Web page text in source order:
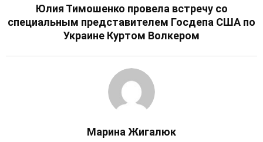
Юлия Тимошенко провела встречу со
специальным представителем Госдепа США по
Украине Куртом Волкером
Марина Жигалюк